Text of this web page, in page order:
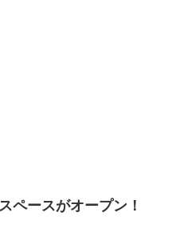
ペースがオープン！